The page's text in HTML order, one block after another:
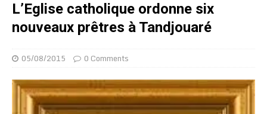
L’Eglise catholique ordonne six
nouveaux prêtres à Tandjouaré
05/08/2015 0 Comments